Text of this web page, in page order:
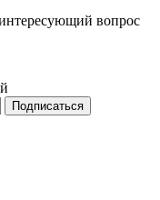
вопрос
Подписаться